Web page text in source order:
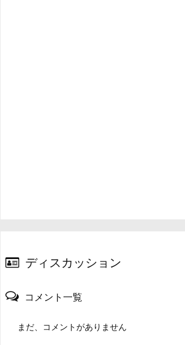
ディスカッション
コメント一覧
まだ、コメントがありません